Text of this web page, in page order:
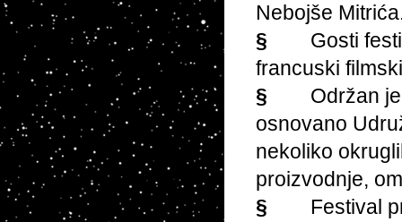
Nebojše
§ Gosti
francuski
§ Održan
osnovano
nekoliko
proizvodnje,
§ Festival